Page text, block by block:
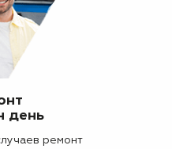
день
ремонт